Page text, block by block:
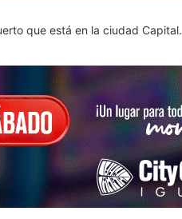
que está en la ciudad Capital.